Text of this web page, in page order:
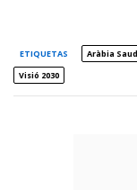
ETIQUETAS Aràbia
Visió 2030